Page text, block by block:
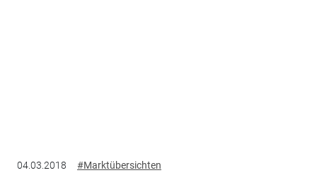
04.03.2018 #Marktübersichten